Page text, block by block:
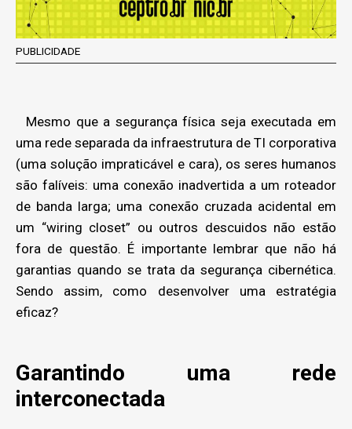
PUBLICIDADE
Mesmo que a segurança física seja executada em
uma rede separada da infraestrutura de TI corporativa
(uma solução impraticável e cara), os seres humanos
são falíveis: uma conexão inadvertida a um roteador
de banda larga; uma conexão cruzada acidental em
um “wiring closet” ou outros descuidos não estão
fora de questão. É importante lembrar que não há
garantias quando se trata da segurança cibernética.
Sendo assim, como desenvolver uma estratégia
eficaz?
Garantindo uma rede
interconectada